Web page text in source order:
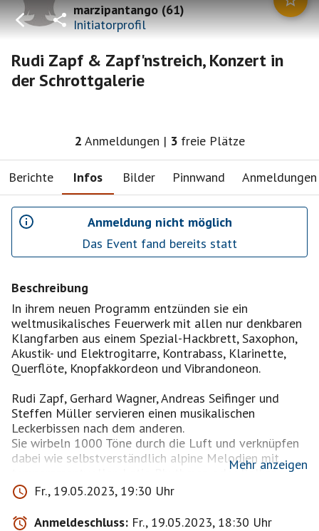
marzipantango(61)
Initiatorprofil
Rudi Zapf & Zapf'nstreich, Konzert in
der Schrottgalerie
2 Anmeldungen | 3 freie Plätze
Berichte Infos Bilder Pinnwand Anmeldungen
Anmeldung nicht möglich
Das Event fand bereits statt
Beschreibung
In ihrem neuen Programm entzünden sie ein
weltmusikalisches Feuerwerk mit allen nur denkbaren
Klangfarben aus einem Spezial-Hackbrett, Saxophon,
Akustik- und Elektrogitarre, Kontrabass, Klarinette,
Querflöte, Knopfakkordeon und Vibrandoneon.
Rudi Zapf, Gerhard Wagner, Andreas Seifinger und
Steffen Müller servieren einen musikalischen
Leckerbissen nach dem anderen.
Sie wirbeln 1000 Töne durch die Luft und verknüpfen
dabei wie selbstverständlich alpine Melodien mit
temperamentvollen Latin-Rhythmen oder Balkan-
Beats, Walzer-Takte mit flirrenden Flamenco-
Arabesken oder Klezmer-Klänge mit swingenden und
schier waghalsigen Jazz-Improvisationen
Mehr anzeigen
Fr., 19.05.2023, 19:30 Uhr
Anmeldeschluss: Fr., 19.05.2023, 18:30 Uhr